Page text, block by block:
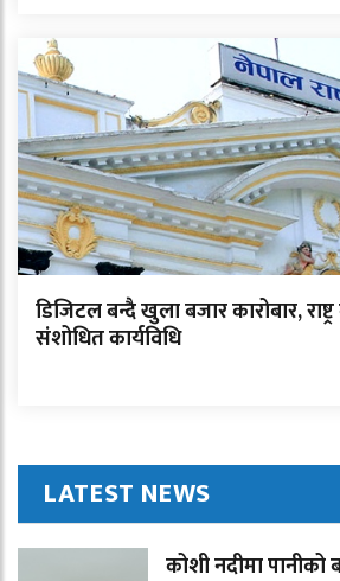
डिजिटल बन्दै खुला बजार कारोबार,
संशोधित कार्यविधि
LATEST NEWS
कोशी नदीमा पानीको